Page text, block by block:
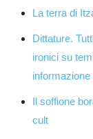
La terra di
Dittature.
ironici su
Il soffione
cult